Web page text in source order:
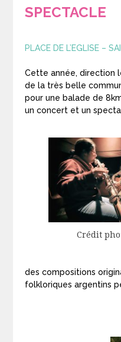
SPECTACLE
PLACE DE L’EGLISE –
Cette année, direction
de la très belle
pour une balade de
un concert et un
Crédit
des compositions
folkloriques argentins